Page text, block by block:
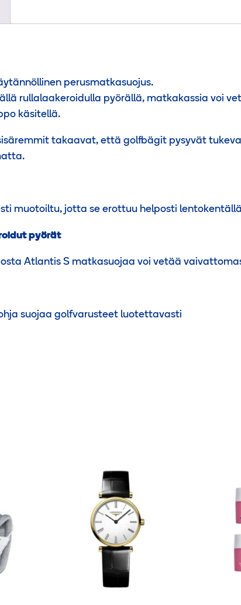
perusmatkasuojus.
rullalaakeroidulla pyörällä, matkakassia voi
käsitellä.
takaavat, että golfbägit pysyvät
muotoiltu, jotta se erottuu helposti lentokentällä
pyörät
Atlantis S matkasuojaa voi vetää
suojaa golfvarusteet luotettavasti